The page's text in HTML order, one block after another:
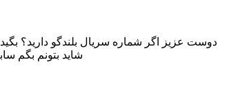
دوست عزیز اگر شماره سریال بلندگو دارید؟ بگید من با دو دستگاه
شاید بتونم بگم